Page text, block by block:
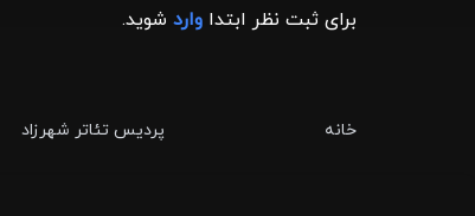
برای ثبت نظر ابتدا وارد شوید.
خانه پردیس تئاتر شهرزاد